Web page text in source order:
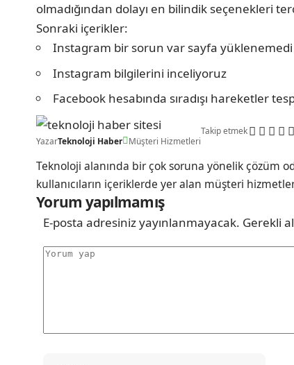
olmadığından dolayı en bilindik seçenekleri
Sonraki içerikler:
Instagram bir sorun var sayfa yüklenemedi
Instagram bilgilerini inceliyoruz
Facebook hesabında sıradışı hareketler
YazarTeknoloji Haber Müşteri Hizmetleri
Takip etmek
Teknoloji alanında bir çok soruna yönelik çözüm
kullanıcıların içeriklerde yer alan müşteri
Yorum yapılmamış
E-posta adresiniz yayınlanmayacak. Gerekli